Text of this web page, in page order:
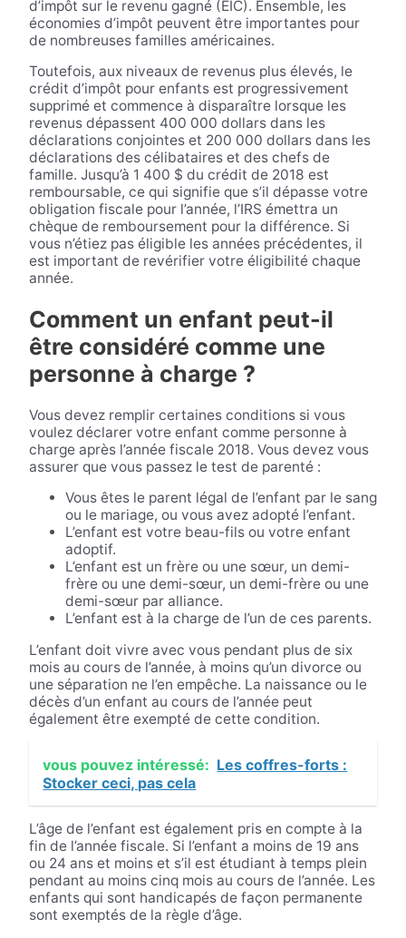
d’impôt sur le revenu gagné (EIC). Ensemble, les
économies d’impôt peuvent être importantes pour
de nombreuses familles américaines.
Toutefois, aux niveaux de revenus plus élevés, le
crédit d’impôt pour enfants est progressivement
supprimé et commence à disparaître lorsque les
revenus dépassent 400 000 dollars dans les
déclarations conjointes et 200 000 dollars dans les
déclarations des célibataires et des chefs de
famille. Jusqu’à 1 400 $ du crédit de 2018 est
remboursable, ce qui signifie que s’il dépasse votre
obligation fiscale pour l’année, l’IRS émettra un
chèque de remboursement pour la différence. Si
vous n’étiez pas éligible les années précédentes, il
est important de revérifier votre éligibilité chaque
année.
Comment un enfant peut-il
être considéré comme une
personne à charge ?
Vous devez remplir certaines conditions si vous
voulez déclarer votre enfant comme personne à
charge après l’année fiscale 2018. Vous devez vous
assurer que vous passez le test de parenté :
Vous êtes le parent légal de l’enfant par le sang
ou le mariage, ou vous avez adopté l’enfant.
L’enfant est votre beau-fils ou votre enfant
adoptif.
L’enfant est un frère ou une sœur, un demi-
frère ou une demi-sœur, un demi-frère ou une
demi-sœur par alliance.
L’enfant est à la charge de l’un de ces parents.
L’enfant doit vivre avec vous pendant plus de six
mois au cours de l’année, à moins qu’un divorce ou
une séparation ne l’en empêche. La naissance ou le
décès d’un enfant au cours de l’année peut
également être exempté de cette condition.
vous pouvez intéressé: Les coffres-forts :
Stocker ceci, pas cela
L’âge de l’enfant est également pris en compte à la
fin de l’année fiscale. Si l’enfant a moins de 19 ans
ou 24 ans et moins et s’il est étudiant à temps plein
pendant au moins cinq mois au cours de l’année. Les
enfants qui sont handicapés de façon permanente
sont exemptés de la règle d’âge.